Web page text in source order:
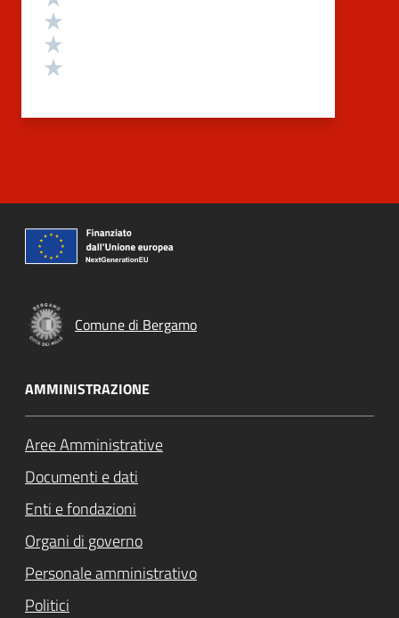
Comune di Bergamo
AMMINISTRAZIONE
Aree Amministrative
Documenti e dati
Enti e fondazioni
Organi di governo
Personale amministrativo
Politici